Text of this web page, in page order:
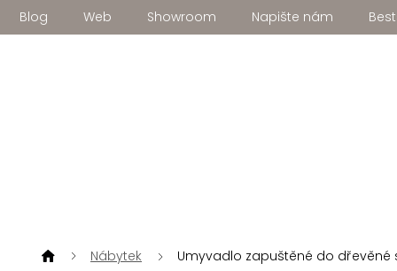
PřejítBlog Web Showroom Napište nám
Nábytek Umyvadlo zapuštěné do dřevěné